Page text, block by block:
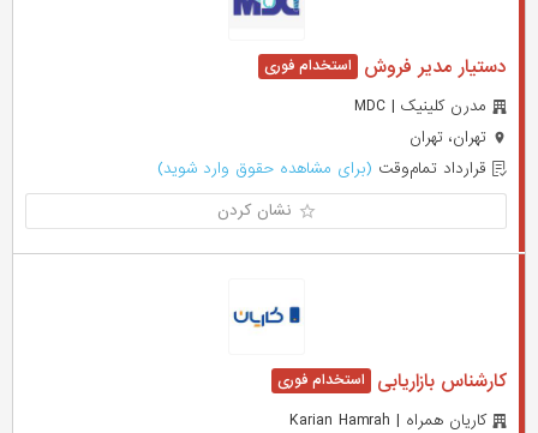
دستیار مدیر فروش
مدرن کلینیک | MDC
تهران، تهران
قرارداد تمام‌وقت (برای مشاهده حقوق وارد شوید)
نشان کردن
کارشناس بازاریابی
کاریان همراه | Karian Hamrah